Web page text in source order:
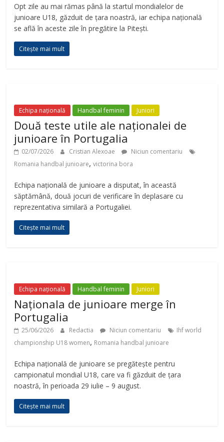
Opt zile au mai rămas până la startul mondialelor de
junioare U18, găzduit de țara noastră, iar echipa națională
se află în aceste zile în pregătire la Pitești.
Citește mai mult
Echipa națională Handbal feminin Juniori
Două teste utile ale naționalei de
junioare în Portugalia
02/07/2026 Cristian Alexoae
Niciun comentariu
Romania handbal junioare,victorina bora
Echipa națională de junioare a disputat, în această
săptămână, două jocuri de verificare în deplasare cu
reprezentativa similară a Portugaliei.
Citește mai mult
Echipa națională Handbal feminin Juniori
Naționala de junioare merge în
Portugalia
25/06/2026 Redactia Niciun comentariu
Ihf world
championship U18 women, Romania handbal junioare
Echipa națională de junioare se pregătește pentru
campionatul mondial U18, care va fi găzduit de țara
noastră, în perioada 29 iulie – 9 august.
Citește mai mult